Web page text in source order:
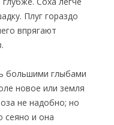
Плуг гораздо
впрягают
большими глыбами
новое или земля
не надобно; но
сеяно и она